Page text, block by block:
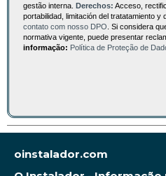
gestão interna. Derechos: Acceso,
portabilidad, limitación del tratatamiento y
contato com nosso DPO . Si considera
normativa vigente, puede presentar
informação: Política de Proteção de
oinstalador.com